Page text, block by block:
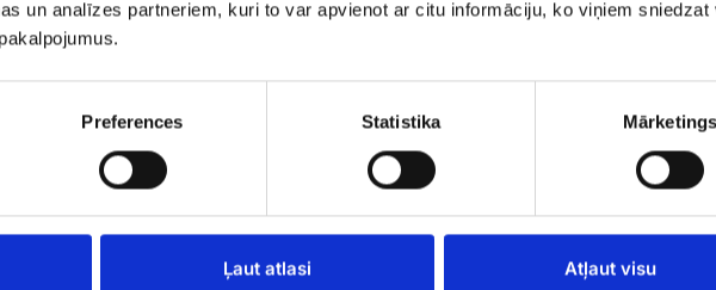
un analīzes partneriem, kuri to var apvienot ar citu informāciju, ko viņiem sniedzat
Preferences Statistika Mārketings
Ļaut atlasi Atļaut visu